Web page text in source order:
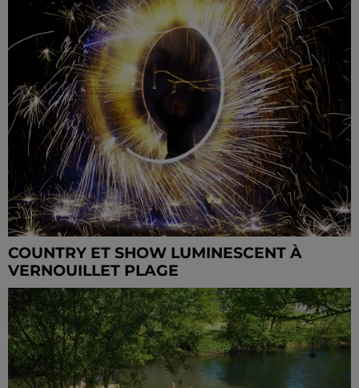
COUNTRY ET SHOW LUMINESCENT À
VERNOUILLET PLAGE